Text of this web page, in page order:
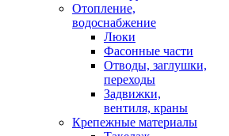
Отопление,
водоснабжение
Люки
Фасонные части
Отводы, заглушки,
переходы
Задвижки,
вентиля, краны
Крепежные материалы